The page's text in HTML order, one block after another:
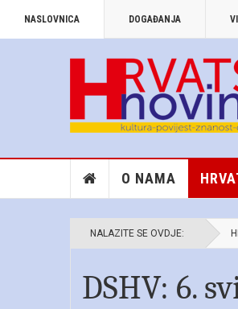
NASLOVNICA DOGAĐANJA
O NAMA
NALAZITE SE OVDJE:
DSHV: 6.